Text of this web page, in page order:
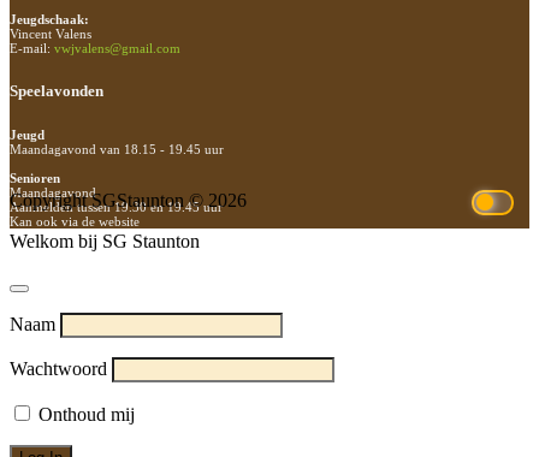
Jeugdschaak:
Vincent Valens
E-mail: vwjvalens@gmail.com
Speelavonden
Jeugd
Maandagavond van 18.15 - 19.45 uur
Senioren
Maandagavond
Aanmelden tussen 19.30 en 19.45 uur
Kan ook via de website
Copyright SGStaunton © 2026
Welkom bij SG Staunton
Naam
Wachtwoord
Onthoud mij